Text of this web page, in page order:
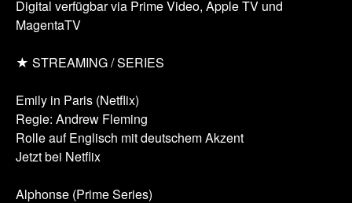
Digital verfügbar via Prime Video, Apple TV und
MagentaTV
★ STREAMING / SERIES
Emily in Paris (Netflix)
Regie: Andrew Fleming
Rolle auf Englisch mit deutschem Akzent
Jetzt bei Netflix
Alphonse (Prime Series)